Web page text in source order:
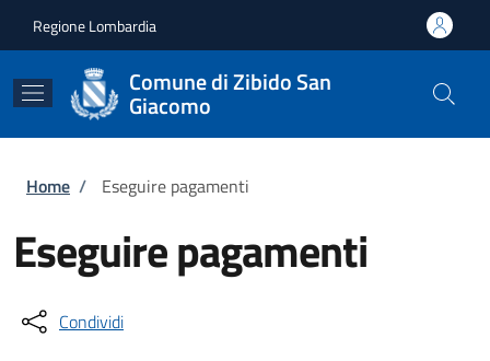
Regione Lombardia
Comune di Zibido San
Giacomo
Briciole di pane
Home / Eseguire pagamenti
Eseguire pagamenti
Condividi